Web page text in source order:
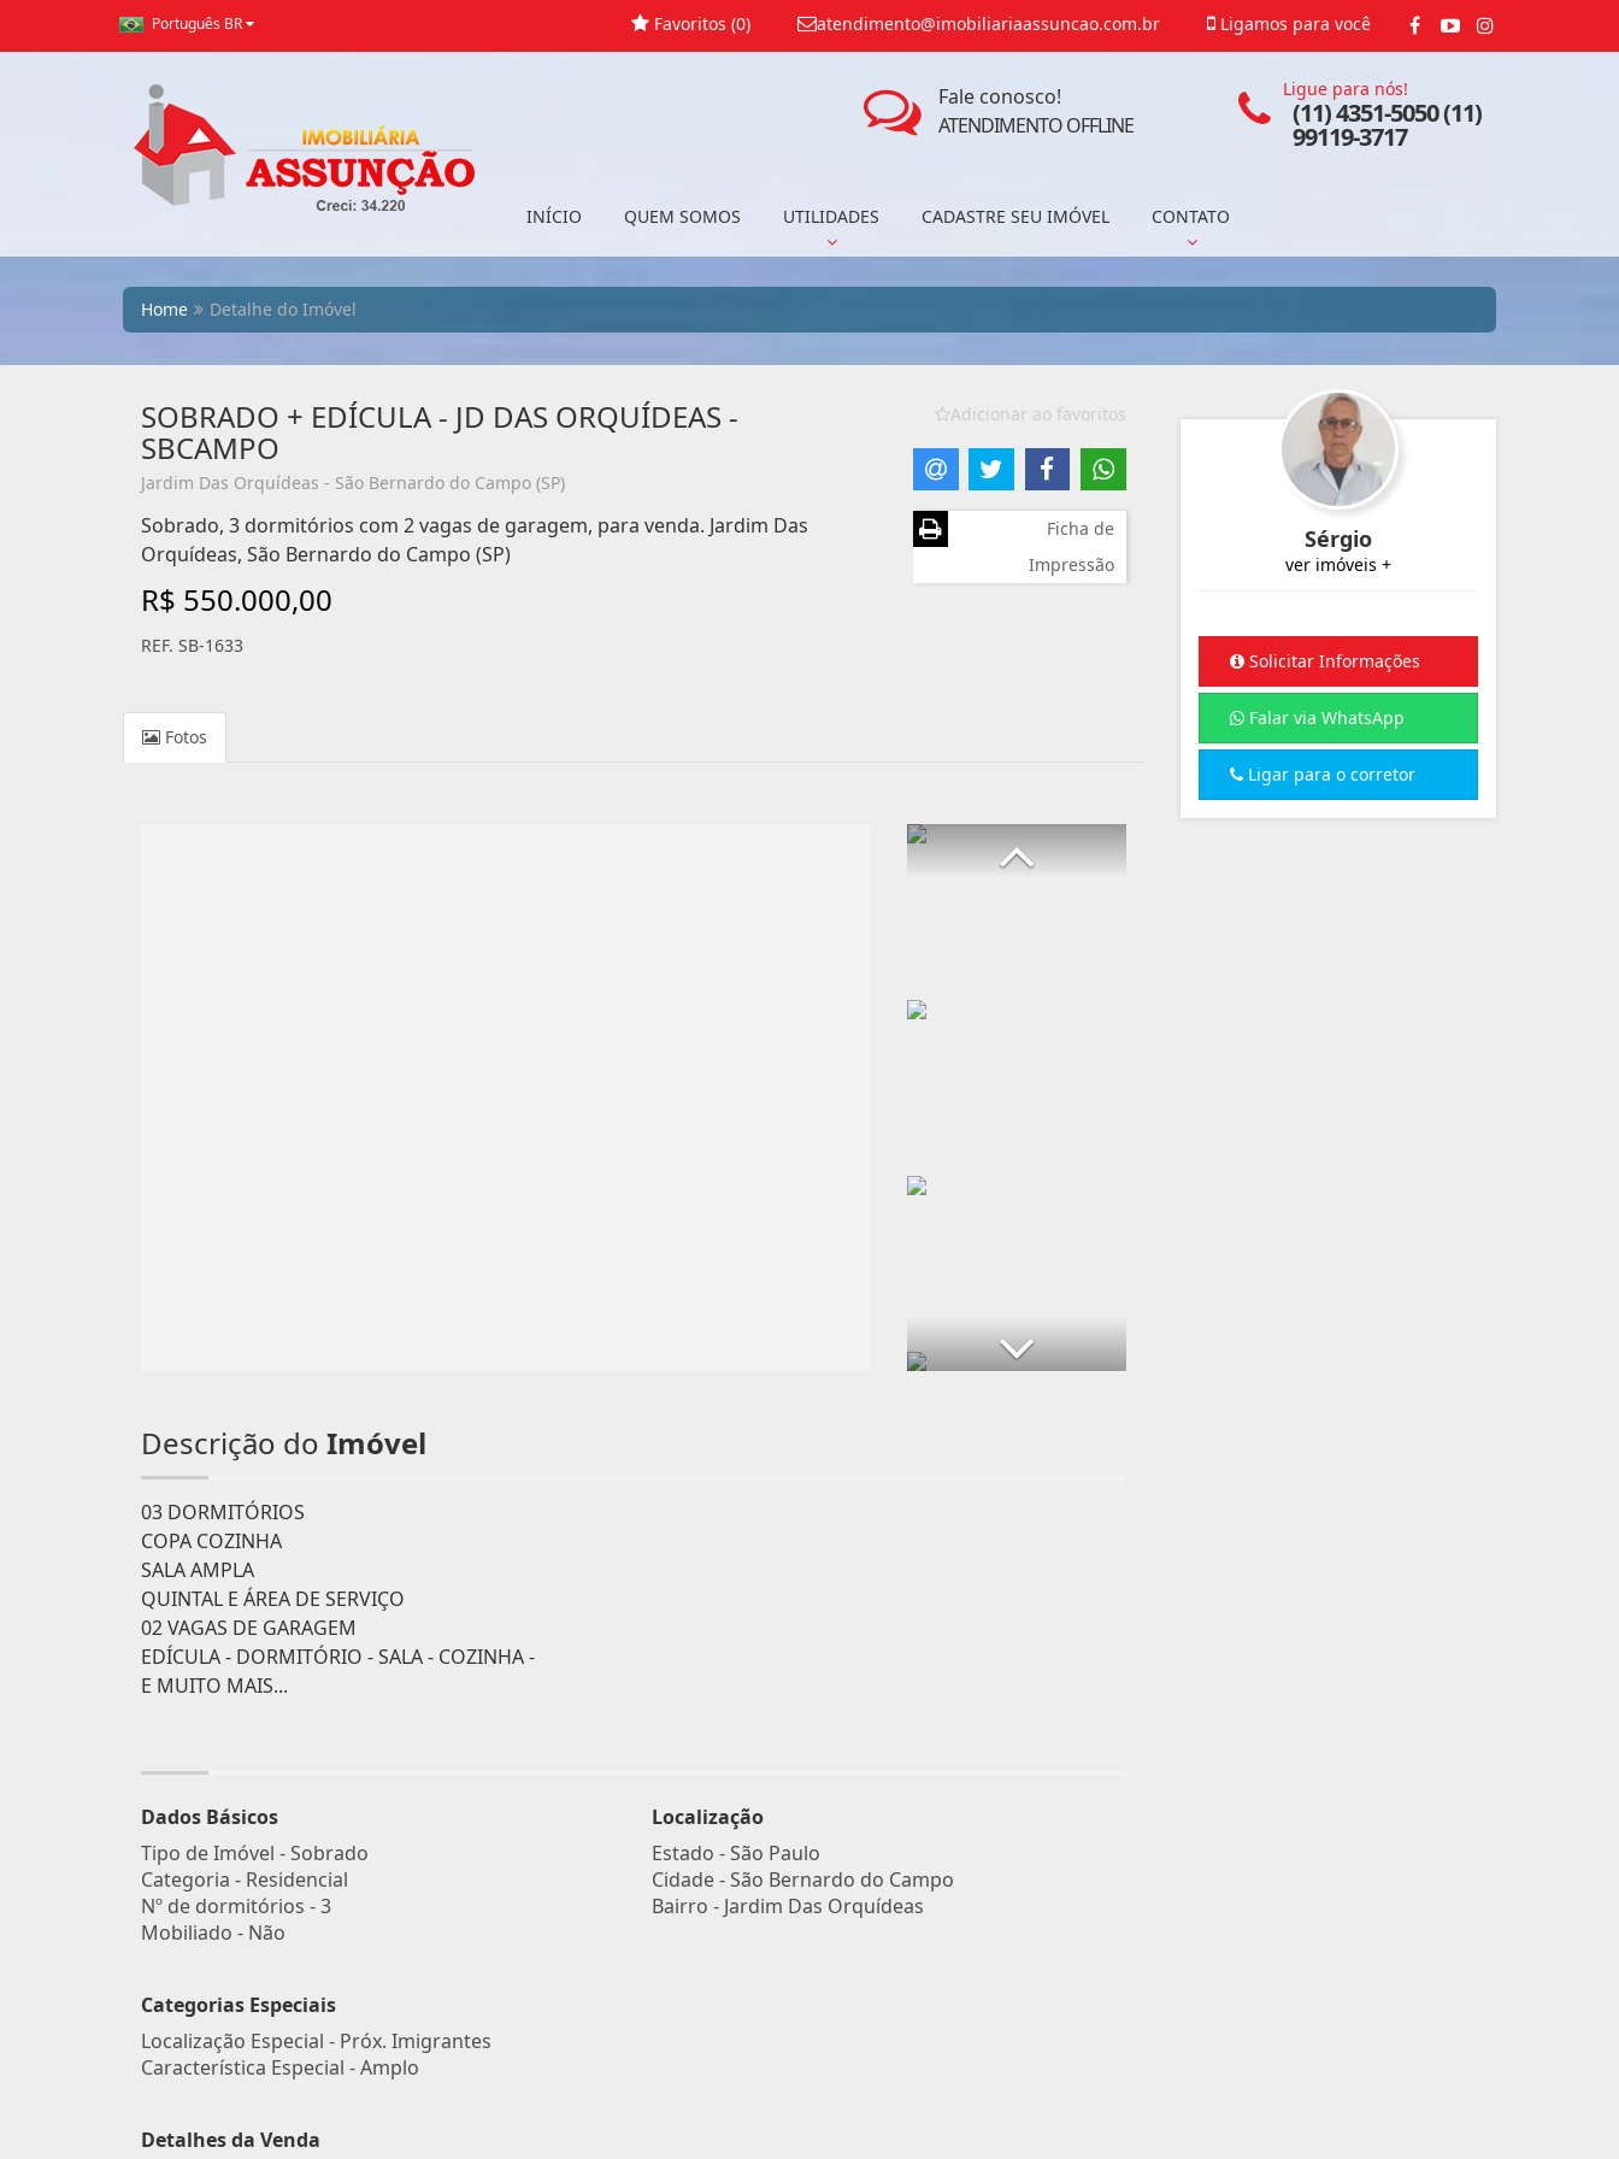
Português BR Ligamos para você
atendimento@imobiliariaassuncao.com.br
Favoritos (0)
INÍCIO QUEM SOMOS UTILIDADES CADASTRE SEU IMÓVEL CONTATO
Ligue para nós!
(11) 4351-5050 (11)
99119-3717
Fale conosco!
ATENDIMENTO OFFLINE
Home Detalhe do Imóvel
SOBRADO + EDÍCULA - JD DAS ORQUÍDEAS -
SBCAMPO
Jardim Das Orquídeas - São Bernardo do Campo (SP)
Sobrado, 3 dormitórios com 2 vagas de garagem, para venda. Jardim Das
Orquídeas, São Bernardo do Campo (SP)
R$ 550.000,00
REF. SB-1633
Adicionar ao favoritos
Ficha de
Impressão
Fotos
Descrição do Imóvel
03 DORMITÓRIOS
COPA COZINHA
SALA AMPLA
QUINTAL E ÁREA DE SERVIÇO
02 VAGAS DE GARAGEM
EDÍCULA - DORMITÓRIO - SALA - COZINHA -
E MUITO MAIS...
Dados Básicos
Tipo de Imóvel - Sobrado
Categoria - Residencial
Nº de dormitórios - 3
Mobiliado - Não
Categorias Especiais
Localização Especial - Próx. Imigrantes
Característica Especial - Amplo
Detalhes da Venda
Localização
Estado -São Paulo
Cidade -São Bernardo do Campo
Bairro - Jardim Das Orquídeas
Sérgio
ver imóveis +
Solicitar Informações
Falar via WhatsApp
Ligar para o corretor